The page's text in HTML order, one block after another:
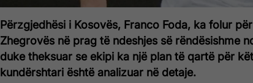
Përzgjedhësi i Kosovës, Franco Foda, ka folur
Zhegrovës në prag të ndeshjes së rëndësishme
duke theksuar se ekipi ka një plan të qartë për
kundërshtari është analizuar në detaje.